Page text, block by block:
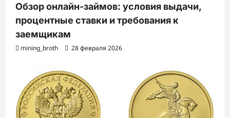
Обзор онлайн-займов: условия выдачи,
процентные ставки и требования к
заемщикам
mining_broth 28 февраля 2026